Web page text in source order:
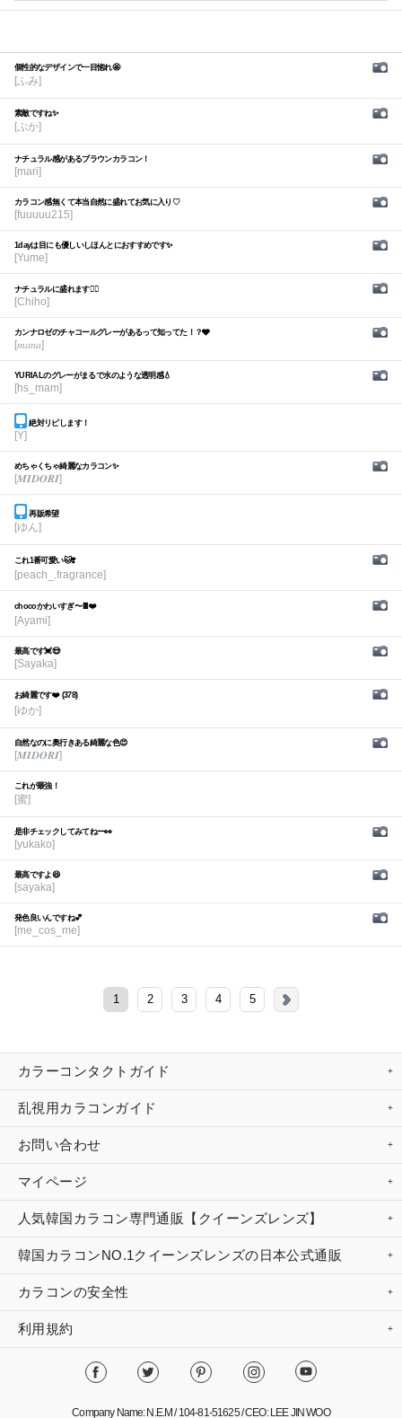
個性的なデザインで一目惚れ🤩
[ふみ]
素敵ですね✨
[ぷか]
ナチュラル感があるブラウンカラコン！
[mari]
カラコン感無くて本当自然に盛れてお気に入り♡
[fuuuuu215]
1dayは目にも優しいしほんとにおすすめです✨
[Yume]
ナチュラルに盛れます🙆‍♀️
[Chiho]
カンナロゼのチャコールグレーがあるって知ってた！？🩶
[𝑚𝑎𝑛𝑎]
YURIALのグレーがまるで水のような透明感💧
[hs_mam]
絶対リピします！
[Y]
めちゃくちゃ綺麗なカラコン✨
[𝑴𝑰𝑫𝑶𝑹𝑰]
再販希望
[ゆん]
これ1番可愛い🐱❣️
[peach_.fragrance]
chocoかわいすぎ〜🍫❤️
[Ayami]
最高です💓😍
[Sayaka]
お綺麗です❤️ (378)
[ゆか]
自然なのに奥行きある綺麗な色😍
[𝑴𝑰𝑫𝑶𝑹𝑰]
これが最強！
[蜜]
是非チェックしてみてねー👀
[yukako]
最高ですよ😆
[sayaka]
発色良いんですね💕︎
[me_cos_me]
1 2 3 4 5
カラーコンタクトガイド
乱視用カラコンガイド
お問い合わせ
マイページ
人気韓国カラコン専門通販【クイーンズレンズ】
韓国カラコンNO.1クイーンズレンズの日本公式通販
カラコンの安全性
利用規約
Company Name: N.E.M / 104-81-51625 / CEO: LEE JIN WOO